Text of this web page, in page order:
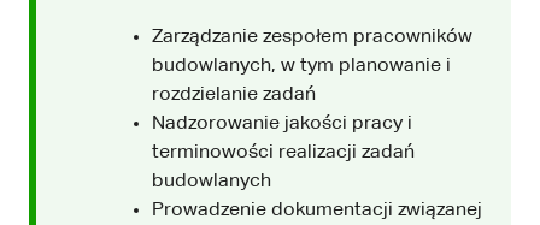
Zarządzanie zespołem pracowników
budowlanych, w tym planowanie i
rozdzielanie zadań
Nadzorowanie jakości pracy i
terminowości realizacji zadań
budowlanych
Prowadzenie dokumentacji związanej